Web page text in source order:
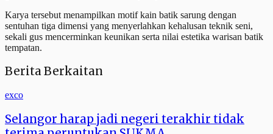
Karya tersebut menampilkan motif kain batik sarung dengan
sentuhan tiga dimensi yang menyerlahkan kehalusan teknik seni,
sekali gus mencerminkan keunikan serta nilai estetika warisan batik
tempatan.
Berita Berkaitan
exco
Selangor harap jadi negeri terakhir tidak